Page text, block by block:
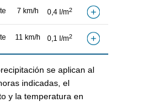
7 km/h 0,4 l/m2
11 km/h 0,1 l/m2
se aplican al
indicadas, el
y la temperatura en